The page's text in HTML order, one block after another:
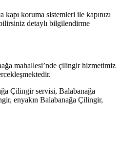
kapı koruma sistemleri ile kapınızı
detaylı bilgilendirme
mahallesi’nde çilingir hizmetimiz
Çilingir servisi, Balabanağa
enyakın Balabanağa Çilingir,